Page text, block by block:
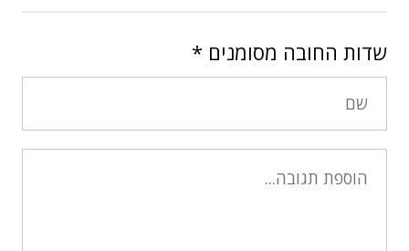
שדות החובה מסומנים *